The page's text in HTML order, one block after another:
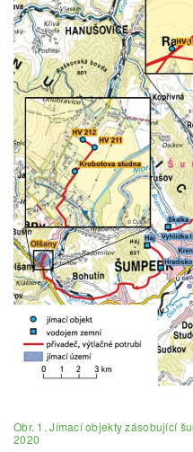
Obr. 1. Jímací objekty zásobující
2020